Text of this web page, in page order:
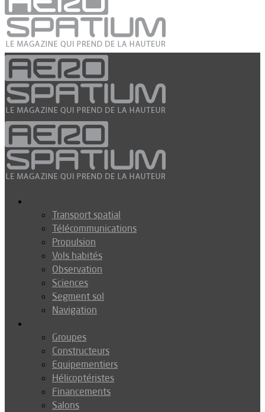
Transport spatial
Télécommunications
Propulsion
Vols habités
Observation
Sciences
Segment sol
Navigation
Groupes
Constructeurs
Equipementiers
Hélicoptéristes
Financements
Salons